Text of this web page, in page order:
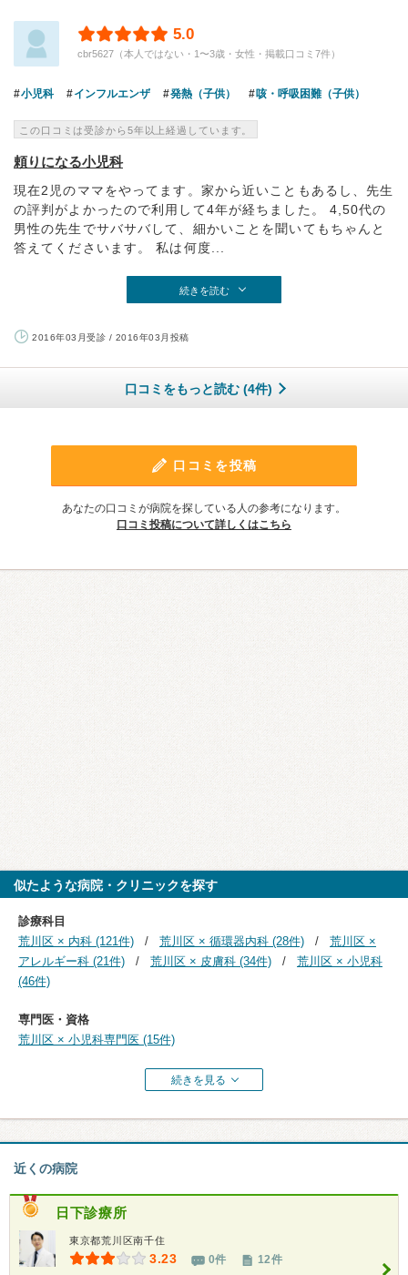
5.0
cbr5627（本人ではない・1〜3歳・女性・掲載口コミ7件）
小児科 インフルエンザ 発熱（子供） 咳・呼吸困難（子供）
この口コミは受診から5年以上経過しています。
頼りになる小児科
現在2児のママをやってます。家から近いこともあるし、先生
の評判がよかったので利用して4年が経ちました。 4,50代の
男性の先生でサバサバして、細かいことを聞いてもちゃんと
答えてくださいます。 私は何度...
続きを読む
2016年03月受診 / 2016年03月投稿
口コミをもっと読む (4件)
口コミを投稿
あなたの口コミが病院を探している人の参考になります。
口コミ投稿について詳しくはこちら
似たような病院・クリニックを探す
診療科目
荒川区 × 内科 (121件)
荒川区 × 循環器内科 (28件)
荒川区 ×
アレルギー科 (21件)
荒川区 × 皮膚科 (34件)
荒川区 × 小児科
(46件)
専門医・資格
荒川区 × 小児科専門医 (15件)
続きを見る
近くの病院
日下診療所
東京都荒川区南千住
3.23 0件 12件